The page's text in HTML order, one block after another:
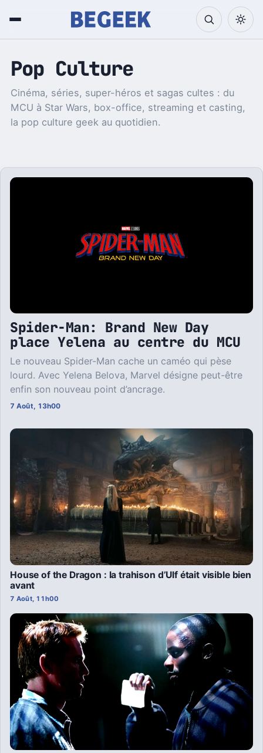
Pop Culture
Cinéma, séries, super-héros et sagas cultes : du
MCU à Star Wars, box-office, streaming et casting,
la pop culture geek au quotidien.
Spider-Man: Brand New Day
place Yelena au centre du MCU
Le nouveau Spider-Man cache un caméo qui pèse
lourd. Avec Yelena Belova, Marvel désigne peut-être
enfin son nouveau point d’ancrage.
7 Août, 13h00
House of the Dragon : la trahison d’Ulf était visible bien
avant
7 Août, 11h00